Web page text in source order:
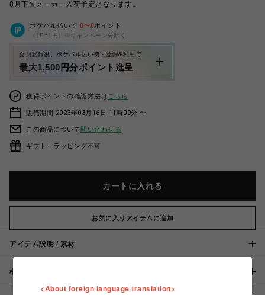
8月下旬メーカー入荷予定となります。
ポケパル払いで 0〜0ポイント
（1P=1円）※キャンペーン分除く
会員登録後、ポケパル払い初回登録&利用で
最大1,500円分ポイント進呈
獲得ポイントの確認方法は こちら
販売期間 2023年03月16日 11時00分 〜
この商品について問い合わせる
ギフト：ラッピング不可
カートに入れる
お気に入りアイテムに追加
アイテム説明 / 素材
概要
<About foreign language translation>